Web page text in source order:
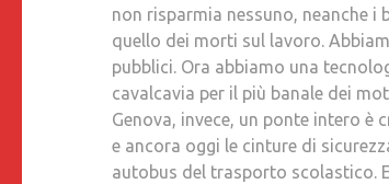
non risparmia nessuno, neanche
quello dei morti sul lavoro.
pubblici. Ora abbiamo una
cavalcavia per il più banale dei
Genova, invece, un ponte intero
e ancora oggi le cinture di
autobus del trasporto scolastico.